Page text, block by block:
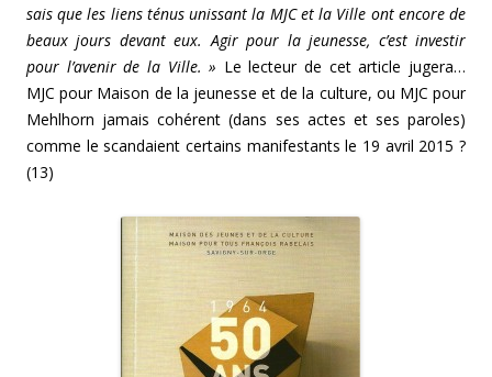
sais que les liens ténus unissant la MJC et la Ville ont encore de
beaux jours devant eux. Agir pour la jeunesse, c’est investir
pour l’avenir de la Ville. » Le lecteur de cet article jugera…
MJC pour Maison de la jeunesse et de la culture, ou MJC pour
Mehlhorn jamais cohérent (dans ses actes et ses paroles)
comme le scandaient certains manifestants le 19 avril 2015 ?
(13)